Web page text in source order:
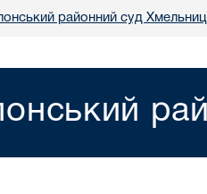
районний суд